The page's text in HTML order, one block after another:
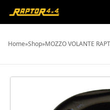
Home»Shop»MOZZO VOLANTE